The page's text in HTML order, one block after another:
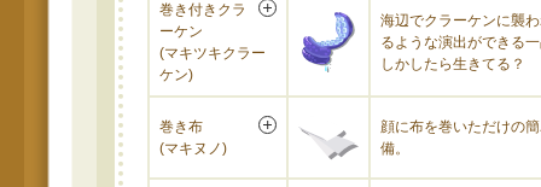
巻き付きクラ
ーケン
(マキツキクラー
ケン)
海辺でクラーケンに襲
るような演出ができる
しかしたら生きてる？
巻き布
(マキヌノ)
顔に布を巻いただけの
備。